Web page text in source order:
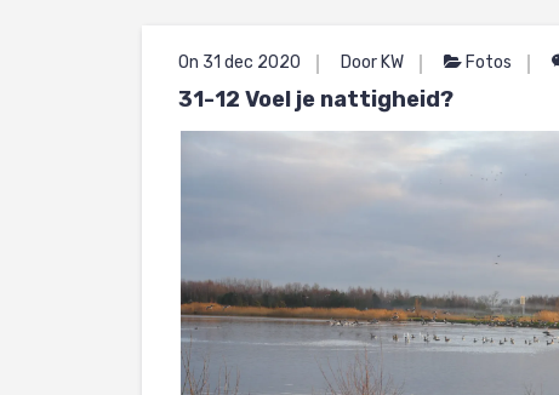
On 31 dec 2020 Door KW Fotos
31-12 Voel je nattigheid?